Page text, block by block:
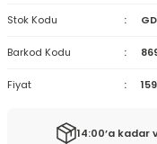
Stok Kodu
Barkod Kodu
Fiyat
14:00’a